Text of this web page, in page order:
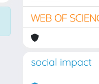
social impact